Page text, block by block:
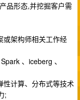
品形态,并挖掘客户需
或架构师相关工作经
、iceberg 、
性计算、分布式等技术
;